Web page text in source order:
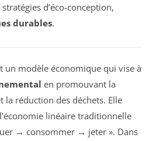
stratégies d’éco-conception,
durables.
un modèle économique qui vise à
en promouvant la
la réduction des déchets. Elle
linéaire traditionnelle
→ consommer → jeter ». Dans